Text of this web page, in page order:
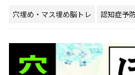
穴埋め・マス埋め脳トレ 認知症予